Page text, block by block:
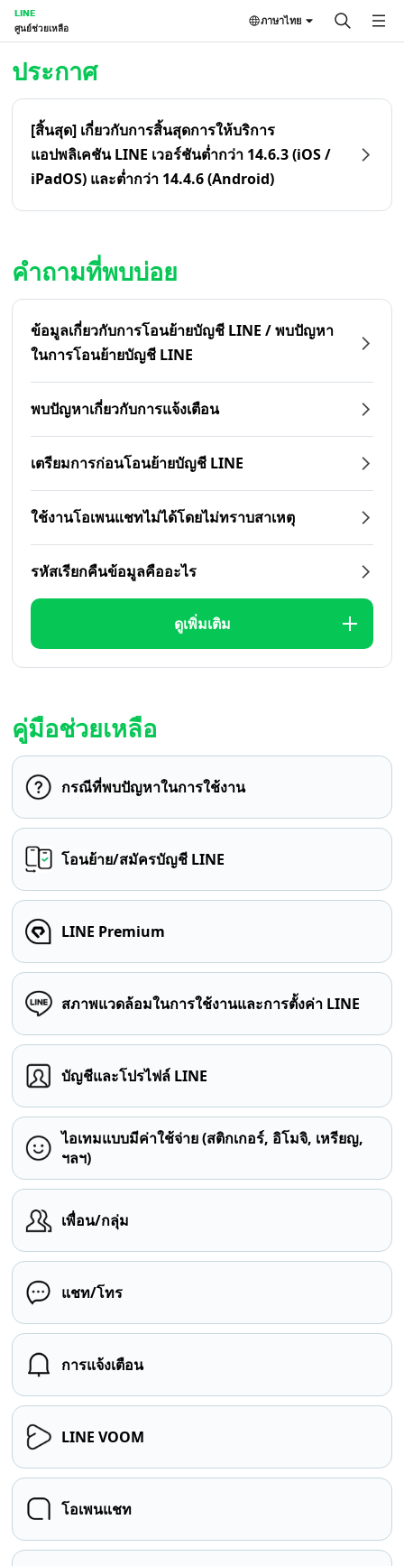
LINE
ศูนย์ช่วยเหลือ
ภาษาไทย
ประกาศ
[สิ้นสุด] เกี่ยวกับการสิ้นสุดการให้บริการ
แอปพลิเคชัน LINE เวอร์ชันต่ำกว่า 14.6.3 (iOS /
iPadOS) และต่ำกว่า 14.4.6 (Android)
คำถามที่พบบ่อย
ข้อมูลเกี่ยวกับการโอนย้ายบัญชี LINE / พบปัญหา
ในการโอนย้ายบัญชี LINE
พบปัญหาเกี่ยวกับการแจ้งเตือน
เตรียมการก่อนโอนย้ายบัญชี LINE
ใช้งานโอเพนแชทไม่ได้โดยไม่ทราบสาเหตุ
รหัสเรียกคืนข้อมูลคืออะไร
ดูเพิ่มเติม
คู่มือช่วยเหลือ
กรณีที่พบปัญหาในการใช้งาน
โอนย้าย/สมัครบัญชี LINE
LINE Premium
สภาพแวดล้อมในการใช้งานและการตั้งค่า LINE
บัญชีและโปรไฟล์ LINE
ไอเทมแบบมีค่าใช้จ่าย (สติกเกอร์, อิโมจิ, เหรียญ,
ฯลฯ)
เพื่อน/กลุ่ม
แชท/โทร
การแจ้งเตือน
LINE VOOM
โอเพนแชท